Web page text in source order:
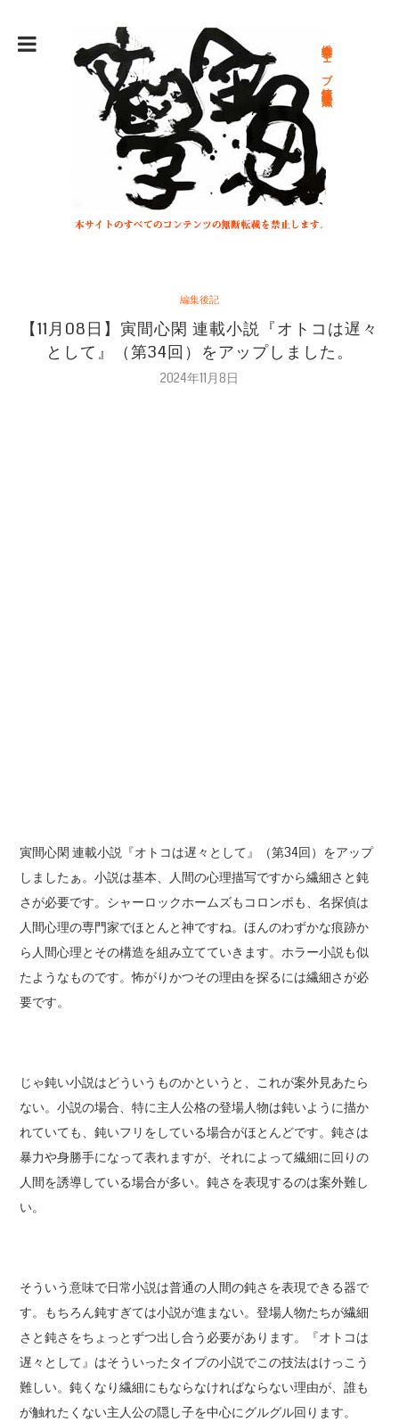
総合文学ウェブ情報誌 文学金魚
編集後記
【11月08日】寅間心閑 連載小説『オトコは遅々
として』（第34回）をアップしました。
2024年11月8日
寅間心閑 連載小説『オトコは遅々として』（第34回）をアップ
しましたぁ。小説は基本、人間の心理描写ですから繊細さと鈍
さが必要です。シャーロックホームズもコロンボも、名探偵は
人間心理の専門家でほとんと神ですね。ほんのわずかな痕跡か
ら人間心理とその構造を組み立てていきます。ホラー小説も似
たようなものです。怖がりかつその理由を探るには繊細さが必
要です。
じゃ鈍い小説はどういうものかというと、これが案外見あたら
ない。小説の場合、特に主人公格の登場人物は鈍いように描か
れていても、鈍いフリをしている場合がほとんどです。鈍さは
暴力や身勝手になって表れますが、それによって繊細に回りの
人間を誘導している場合が多い。鈍さを表現するのは案外難し
い。
そういう意味で日常小説は普通の人間の鈍さを表現できる器で
す。もちろん鈍すぎては小説が進まない。登場人物たちが繊細
さと鈍さをちょっとずつ出し合う必要があります。『オトコは
遅々として』はそういったタイプの小説でこの技法はけっこう
難しい。鈍くなり繊細にもならなければならない理由が、誰も
が触れたくない主人公の隠し子を中心にグルグル回ります。